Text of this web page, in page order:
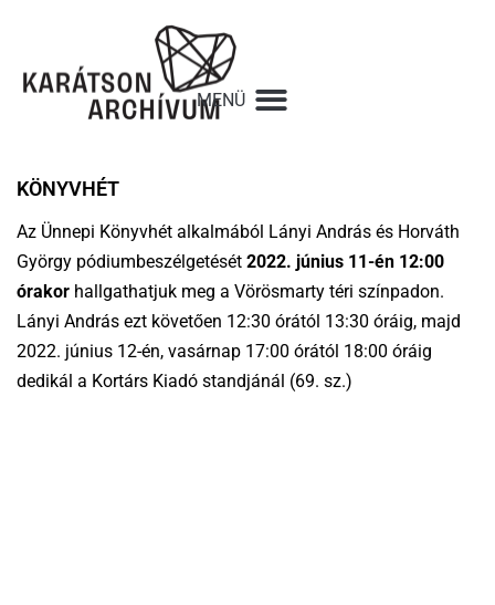
KÖNYVHÉT
Az Ünnepi Könyvhét alkalmából Lányi András és Horváth
György pódiumbeszélgetését 2022. június 11-én 12:00
órakor hallgathatjuk meg a Vörösmarty téri színpadon.
Lányi András ezt követően 12:30 órától 13:30 óráig, majd
2022. június 12-én, vasárnap 17:00 órától 18:00 óráig
dedikál a Kortárs Kiadó standjánál (69. sz.)